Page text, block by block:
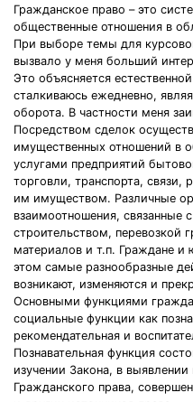
Гражданское право – это
общественные отношения в
При выборе темы для
вызвало у меня больший
Это объясняется
сталкиваюсь ежедневно,
оборота. В частности меня
Посредством сделок
имущественных отношений в
услугами предприятий
торговли, транспорта,
им имуществом. Различные
взаимоотношения, связанные
строительством, перевозкой
материалов и т.п. Граждане и
этом самые разнообразные
возникают, изменяются и
Основными функциями
социальные функции как
рекомендательная и
Познавательная функция
изучении Закона, в
Гражданского права,